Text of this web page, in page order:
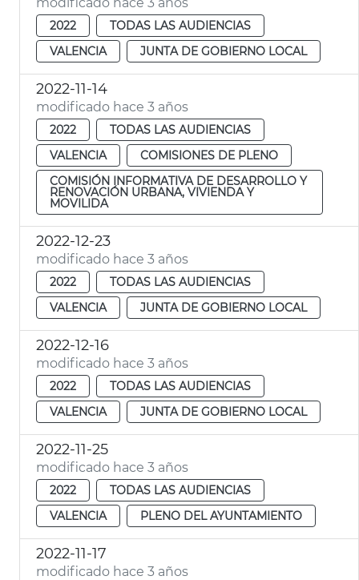
2022
TODAS LAS AUDIENCIAS
VALENCIA
JUNTA DE GOBIERNO LOCAL
2022-11-14
modificado hace 3 años
2022
TODAS LAS AUDIENCIAS
VALENCIA
COMISIONES DE PLENO
COMISIÓN INFORMATIVA DE DESARROLLO Y
RENOVACIÓN URBANA, VIVIENDA Y
MOVILIDA
2022-12-23
modificado hace 3 años
2022
TODAS LAS AUDIENCIAS
VALENCIA
JUNTA DE GOBIERNO LOCAL
2022-12-16
modificado hace 3 años
2022
TODAS LAS AUDIENCIAS
VALENCIA
JUNTA DE GOBIERNO LOCAL
2022-11-25
modificado hace 3 años
2022
TODAS LAS AUDIENCIAS
VALENCIA
PLENO DEL AYUNTAMIENTO
2022-11-17
modificado hace 3 años